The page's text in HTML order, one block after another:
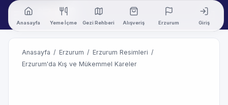
Anasayfa Yeme İçme Gezi Rehberi Alışveriş Erzurum Giriş
Anasayfa / Erzurum / Erzurum Resimleri /
Erzurum'da Kış ve Mükemmel Kareler